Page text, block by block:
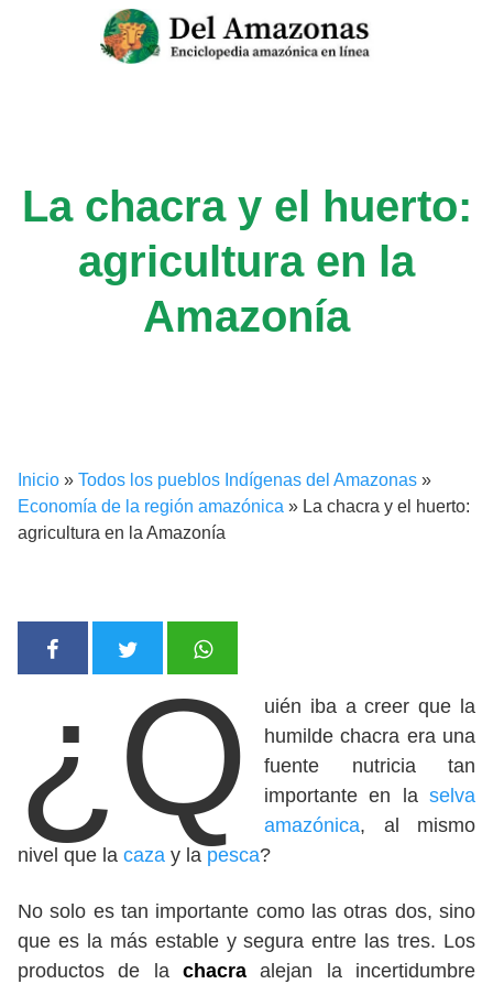
La chacra y el huerto:
agricultura en la
Amazonía
Inicio » Todos los pueblos Indígenas del Amazonas »
Economía de la región amazónica » La chacra y el huerto:
agricultura en la Amazonía
¿Q
uién iba a creer que la
humilde chacra era una
fuente nutricia tan
importante en la selva
amazónica, al mismo
nivel que la caza y la pesca?
No solo es tan importante como las otras dos, sino
que es la más estable y segura entre las tres. Los
productos de la chacraalejan la incertidumbre